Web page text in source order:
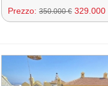
Prezzo: 350.000 € 329.000